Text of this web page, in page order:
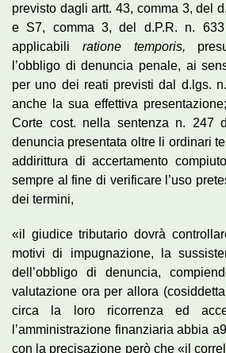
previsto dagli artt. 43, comma 3, del
e S7, comma 3, del d.P.R. n.
applicabili ratione temporis,
l’obbligo di denuncia penale, ai
per uno dei reati previsti dal d.lgs.
anche la sua effettiva
Corte cost. nella sentenza n. 247
denuncia presentata oltre li ordinari
addirittura di accertamento
sempre al fine di verificare l’uso
dei termini,
«il giudice tributario dovrà
motivi di impugnazione, la
dell’obbligo di denuncia,
valutazione ora per allora (cosiddetta
circa la loro ricorrenza ed
l’amministrazione finanziaria abbia
con la precisazione però che «il